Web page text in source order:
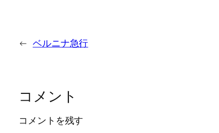
← ベルニナ急行
コメント
コメントを残す